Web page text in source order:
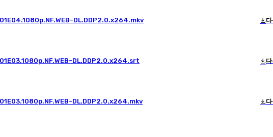
DL.DDP2.0.x264.mkv
DL.DDP2.0.x264.srt
DL.DDP2.0.x264.mkv